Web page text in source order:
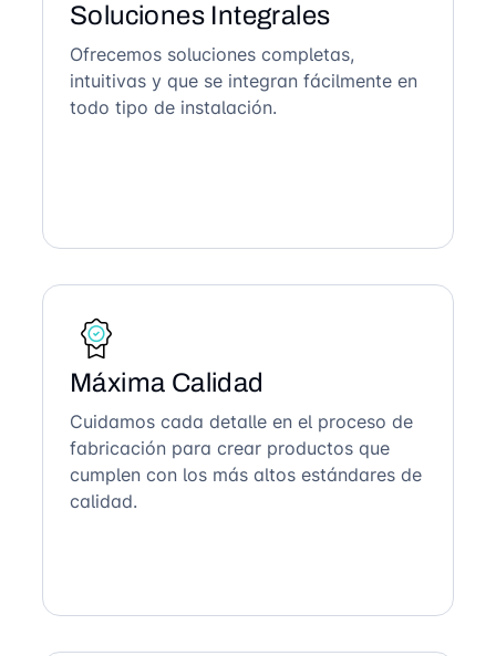
Soluciones Integrales
Ofrecemos soluciones completas,
intuitivas y que se integran fácilmente en
todo tipo de instalación.
Máxima Calidad
Cuidamos cada detalle en el proceso de
fabricación para crear productos que
cumplen con los más altos estándares de
calidad.